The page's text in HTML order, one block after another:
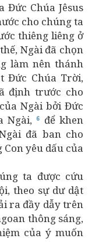
Đức Chúa Jêsus
cho chúng ta
thiêng liêng ở
Ngài đã chọn
làm nên thánh
Đức Chúa Trời,
định trước cho
Ngài bởi Đức
Ngài, 6
để khen
đã ban cho
yêu dấu của
ta được cứu
theo sự dư dật
ra đầy dẫy trên
thông sáng,
của ý muốn